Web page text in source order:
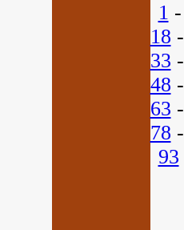
1 -
18 -
33 -
48 -
63 -
78 -
93